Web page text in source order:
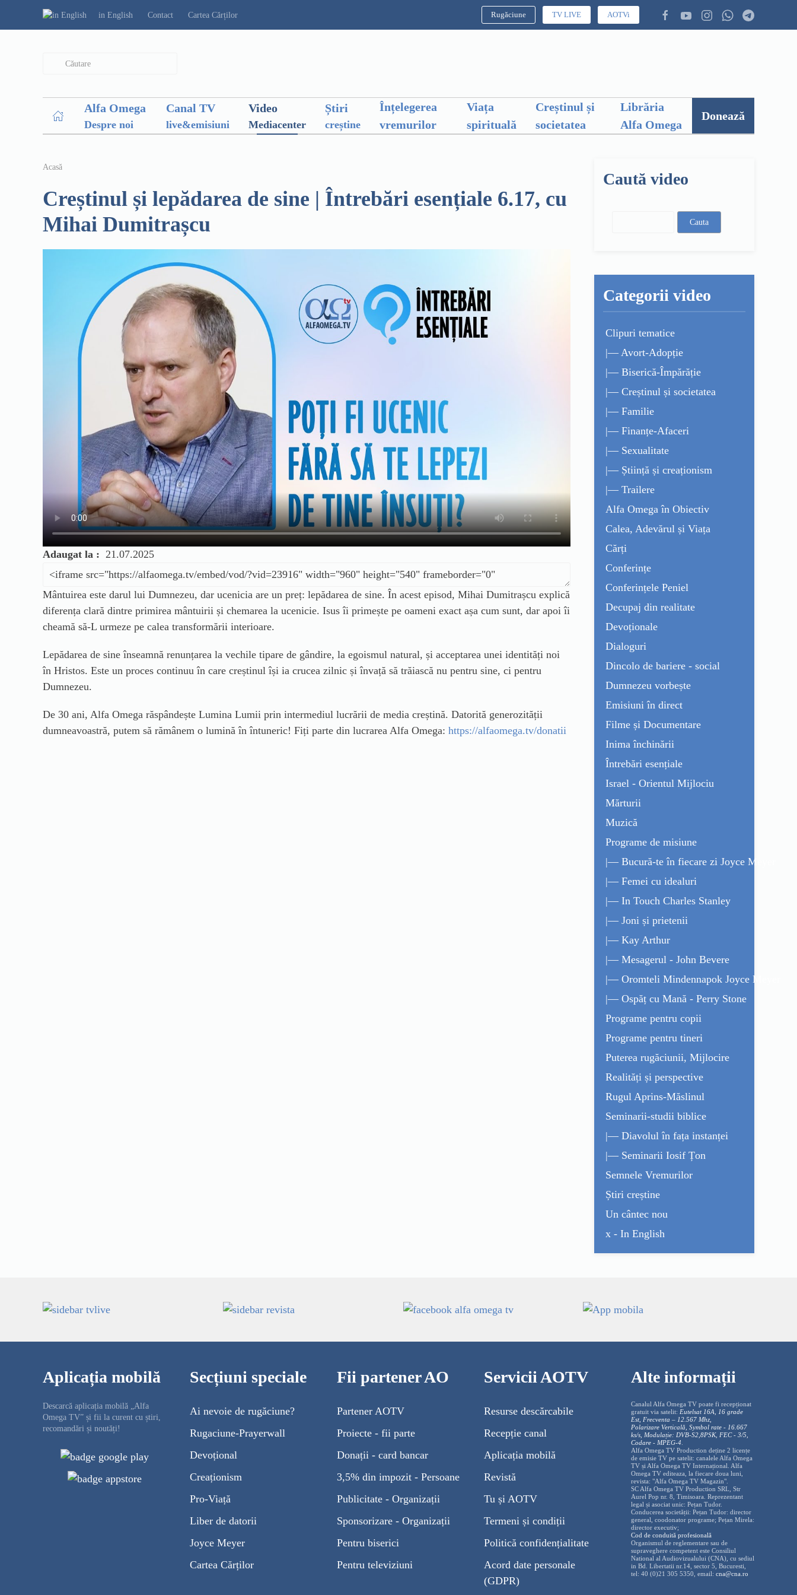
in English Contact Cartea Cărților Rugăciune TV LIVE AOTVi
Alfa Omega
Despre noi
Canal TV
live&emisiuni
Video
Mediacenter
Știri
creștine
Înțelegerea
vremurilor
Viața
spirituală
Creștinul și
societatea
Librăria
Alfa Omega
Donează
Acasă
Creștinul și lepădarea de sine | Întrebări esențiale 6.17, cu
Mihai Dumitrașcu
Adaugat la : 21.07.2025
Mântuirea este darul lui Dumnezeu, dar ucenicia are un preț: lepădarea de sine. În acest episod, Mihai Dumitrașcu explică
diferența clară dintre primirea mântuirii și chemarea la ucenicie. Isus îi primește pe oameni exact așa cum sunt, dar apoi îi
cheamă să-L urmeze pe calea transformării interioare.
Lepădarea de sine înseamnă renunțarea la vechile tipare de gândire, la egoismul natural, și acceptarea unei identități noi
în Hristos. Este un proces continuu în care creștinul își ia crucea zilnic și învață să trăiască nu pentru sine, ci pentru
Dumnezeu.
De 30 ani, Alfa Omega răspândește Lumina Lumii prin intermediul lucrării de media creștină. Datorită generozității
dumneavoastră, putem să rămânem o lumină în întuneric! Fiți parte din lucrarea Alfa Omega: https://alfaomega.tv/donatii
Caută video
Categorii video
Clipuri tematice
|— Avort-Adopție
|— Biserică-Împărăție
|— Creștinul și societatea
|— Familie
|— Finanțe-Afaceri
|— Sexualitate
|— Știință și creaționism
|— Trailere
Alfa Omega în Obiectiv
Calea, Adevărul și Viața
Cărți
Conferințe
Conferințele Peniel
Decupaj din realitate
Devoționale
Dialoguri
Dincolo de bariere - social
Dumnezeu vorbește
Emisiuni în direct
Filme și Documentare
Inima închinării
Întrebări esențiale
Israel - Orientul Mijlociu
Mărturii
Muzică
Programe de misiune
|— Bucură-te în fiecare zi Joyce Meyer
|— Femei cu idealuri
|— In Touch Charles Stanley
|— Joni și prietenii
|— Kay Arthur
|— Mesagerul - John Bevere
|— Oromteli Mindennapok Joyce Meyer
|— Ospăț cu Mană - Perry Stone
Programe pentru copii
Programe pentru tineri
Puterea rugăciunii, Mijlocire
Realități și perspective
Rugul Aprins-Măslinul
Seminarii-studii biblice
|— Diavolul în fața instanței
|— Seminarii Iosif Țon
Semnele Vremurilor
Știri creștine
Un cântec nou
x - In English
Aplicația mobilă
Descarcă aplicația mobilă „Alfa
Omega TV” și fii la curent cu știri,
recomandări și noutăți!
Secțiuni speciale
Ai nevoie de rugăciune?
Rugaciune-Prayerwall
Devoțional
Creaționism
Pro-Viață
Liber de datorii
Joyce Meyer
Cartea Cărților
Fii partener AO
Partener AOTV
Proiecte - fii parte
Donații - card bancar
3,5% din impozit - Persoane
Publicitate - Organizații
Sponsorizare - Organizații
Pentru biserici
Pentru televiziuni
Servicii AOTV
Resurse descărcabile
Recepție canal
Aplicația mobilă
Revistă
Tu și AOTV
Termeni și condiții
Politică confidențialitate
Acord date personale
(GDPR)
Alte informații
Canalul Alfa Omega TV poate fi recepționat
gratuit via satelit: Eutelsat 16A, 16 grade
Est, Frecventa – 12.567 Mhz,
Polarizare Verticală, Symbol rate - 16.667
ks/s, Modulație: DVB-S2,8PSK, FEC - 3/5,
Codare - MPEG-4
Alfa Omega TV Production deține 2 licențe
de emisie TV pe satelit: canalele Alfa Omega
TV și Alfa Omega TV Internațional. Alfa
Omega TV editeaza, la fiecare doua luni,
revista: "Alfa Omega TV Magazin".
SC Alfa Omega TV Production SRL, Str
Aurel Pop nr. 8, Timisoara. Reprezentant
legal și asociat unic: Pețan Tudor.
Conducerea societății: Pețan Tudor: director
general, coodonator programe; Pețan Mirela:
director executiv;
Cod de conduită profesională
Organismul de reglementare sau de
supraveghere competent este Consiliul
National al Audiovizualului (CNA), cu sediul
in Bd. Libertatii nr.14, sector 5, Bucuresti,
tel: 40 (0)21 305 5350, email: cna@cna.ro